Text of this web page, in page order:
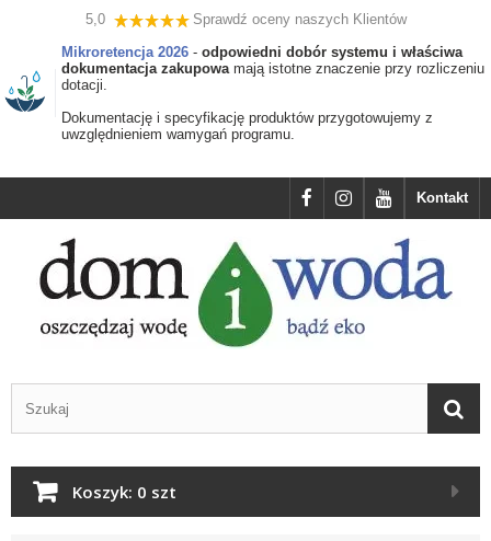
5,0
Sprawdź oceny naszych Klientów
Mikroretencja 2026 - odpowiedni dobór systemu i właściwa
dokumentacja zakupowamają istotne znaczenie przy rozliczeniu
dotacji.
Dokumentację i specyfikację produktów przygotowujemy z
uwzględnieniem wamygań programu.
Kontakt
Koszyk: 0 szt